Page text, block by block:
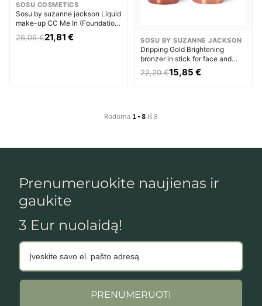
SOSU COSMETICS
Sosu by suzanne jackson Liquid
make-up CC Me In (Foundation)
Makiažo pagrindas Moterims
26,06 €21,81 € SOSU BY SUZANNE JACKSON
Dripping Gold Brightening
bronzer in stick for face and
body Dripping Gold (Bronze Bar)
Bronzantas Moterims
22,20 €15,85 €
Rodoma 1 - 8 iš 8
Prenumeruokite naujienas ir
gaukite
3 Eur nuolaidą!
PRENUMERUOTI